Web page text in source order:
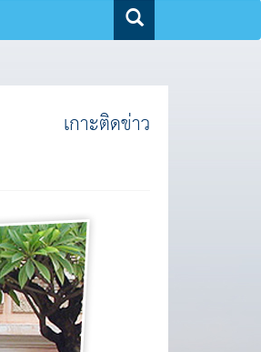
เกาะติดข่าว